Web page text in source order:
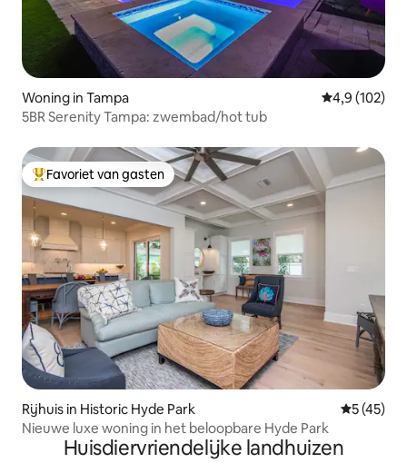
Woning in Tampa Gemiddelde
4,9 (102)
5BR Serenity Tampa: zwembad/hot tub
Topfavoriet van gasten
Favoriet van gasten
Rijhuis in Historic Hyde Park
5 (45)
Nieuwe luxe woning in het beloopbare Hyde Park
Huisdiervriendelijke landhuizen